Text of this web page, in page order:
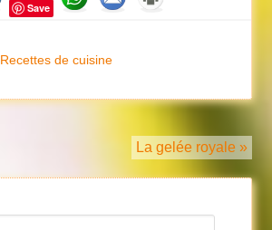
Save
Recettes de cuisine
La gelée royale »